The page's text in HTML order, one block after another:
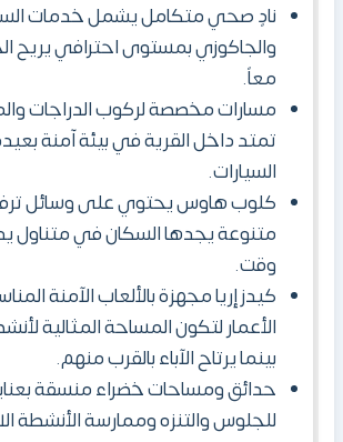
نادٍ صحي متكامل يشمل خدمات
والجاكوزي بمستوى احترافي يريح
معاً.
مسارات مخصصة لركوب الدراجات
تمتد داخل القرية في بيئة آمنة
السيارات.
كلوب هاوس يحتوي على وسائل
متنوعة يجدها السكان في
وقت.
كيدز إريا مجهزة بالألعاب الآمنة
الأعمار لتكون المساحة المثالية
بينما يرتاح الآباء بالقرب منهم.
حدائق ومساحات خضراء منسقة
للجلوس والتنزه وممارسة الأنشطة